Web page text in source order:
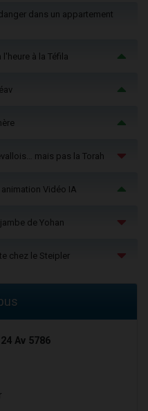
dans un appartement
à la Téfila
mais pas la Torah
animation Vidéo IA
de Yohan
chez le Steipler
Av 5786